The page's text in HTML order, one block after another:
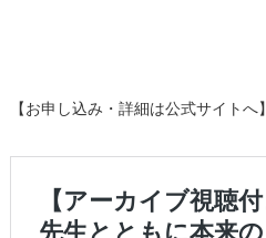
【お申し込み・詳細は公式サイトへ】